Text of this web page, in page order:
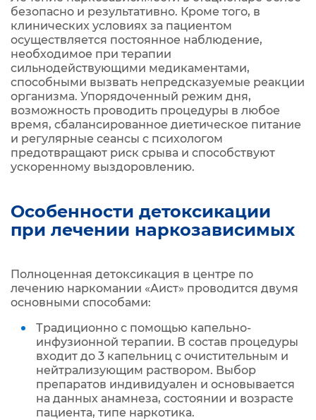
безопасно и результативно. Кроме того, в
клинических условиях за пациентом
осуществляется постоянное наблюдение,
необходимое при терапии
сильнодействующими медикаментами,
способными вызвать непредсказуемые реакции
организма. Упорядоченный режим дня,
возможность проводить процедуры в любое
время, сбалансированное диетическое питание
и регулярные сеансы с психологом
предотвращают риск срыва и способствуют
ускоренному выздоровлению.
Особенности детоксикации
при лечении наркозависимых
Полноценная детоксикация в центре по
лечению наркомании «Аист» проводится двумя
основными способами:
Традиционно с помощью капельно-
инфузионной терапии. В состав процедуры
входит до 3 капельниц с очистительным и
нейтрализующим раствором. Выбор
препаратов индивидуален и основывается
на данных анамнеза, состоянии и возрасте
пациента, типе наркотика.